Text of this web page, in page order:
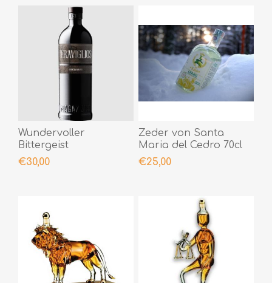
Wundervoller
Bittergeist
€30,00
Zeder von Santa
Maria del Cedro 70cl
€25,00